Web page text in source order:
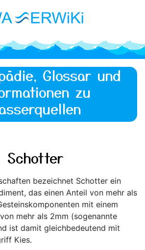
Glossar und
zu
Schotter
bezeichnet Schotter ein
das einen Anteil von mehr als
mit einem
mehr als 2mm (sogenannte
ist damit gleichbedeutend mit
Kies.